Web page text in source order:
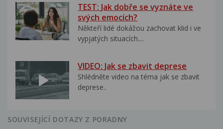
TEST: Jak dobře se vyznáte ve
svých emocích?
Někteří lidé dokážou zachovat klid i ve
vypjatých situacích....
VIDEO: Jak se zbavit deprese
Shlédněte video na téma jak se zbavit
deprese..
SOUVISEJÍCÍ DOTAZY Z PORADNY